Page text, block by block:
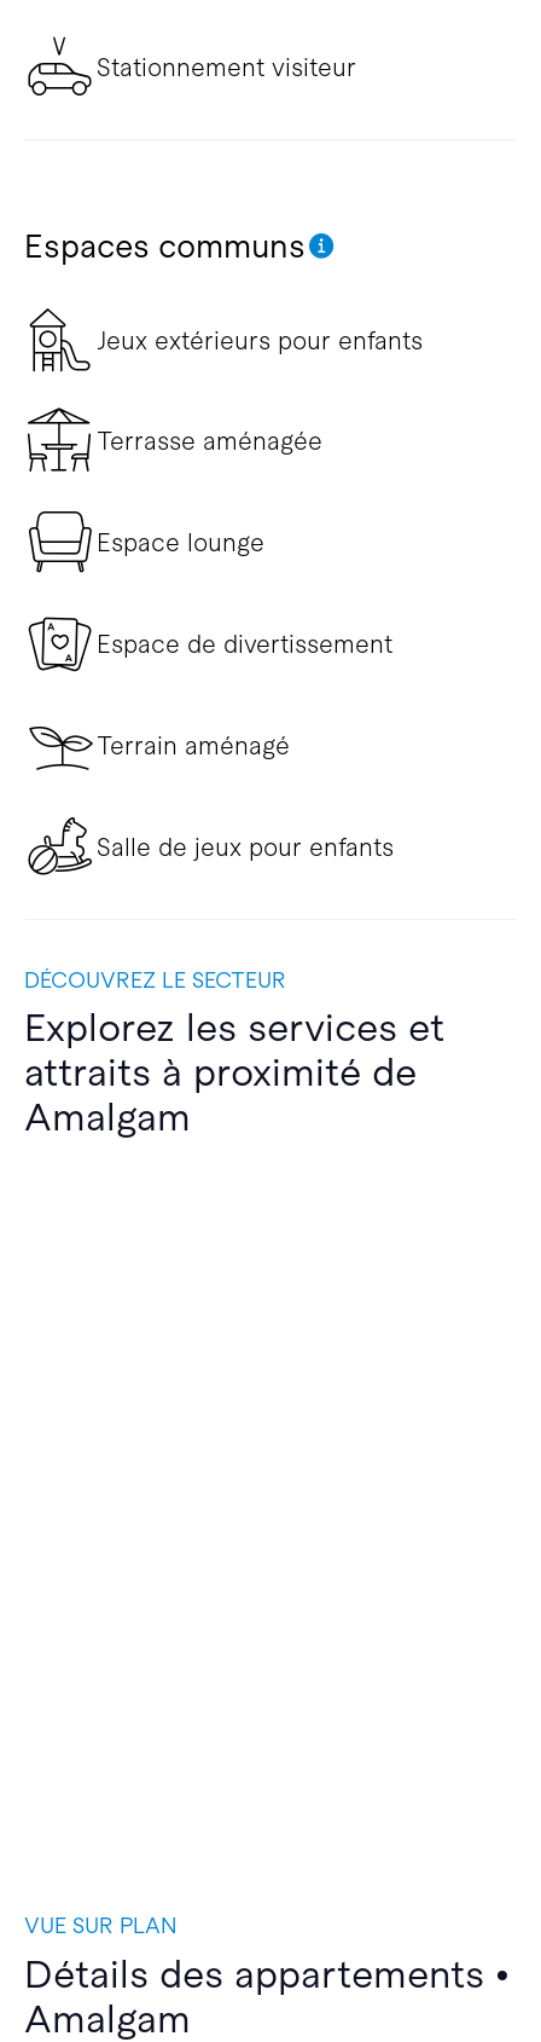
Stationnement visiteur
Espaces communs
Jeux extérieurs pour enfants
Terrasse aménagée
Espace lounge
Espace de divertissement
Terrain aménagé
Salle de jeux pour enfants
DÉCOUVREZ LE SECTEUR
Explorez les services et
attraits à proximité de
Amalgam
VUE SUR PLAN
Détails des appartements •
Amalgam